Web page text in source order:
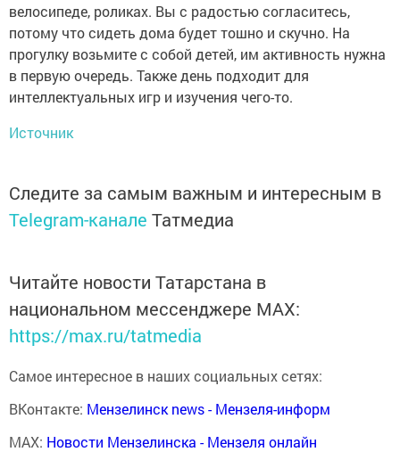
велосипеде, роликах. Вы с радостью согласитесь,
потому что сидеть дома будет тошно и скучно. На
прогулку возьмите с собой детей, им активность нужна
в первую очередь. Также день подходит для
интеллектуальных игр и изучения чего-то.
Источник
Следите за самым важным и интересным в
Telegram-канале Татмедиа
Читайте новости Татарстана в
национальном мессенджере MАХ:
https://max.ru/tatmedia
Самое интересное в наших социальных сетях:
ВКонтакте: Мензелинск news - Мензеля-информ
MAX: Новости Мензелинска - Мензеля онлайн